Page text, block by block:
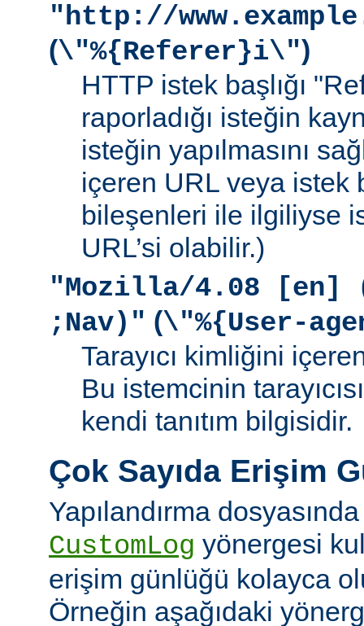
"http://
(\"%{Referer}i\")
HTTP istek başlığı
raporladığı isteğin
isteğin yapılmasını
içeren URL veya istek
bileşenleri ile ilgiliyse
URL’si olabilir.)
"Mozilla/4.08 [en]
;Nav)" (\"%{User-
Tarayıcı kimliğini
Bu istemcinin
kendi tanıtım bilgisidir.
Çok Sayıda Erişim
Yapılandırma
CustomLog yönergesi
erişim günlüğü kolayca
Örneğin aşağıdaki